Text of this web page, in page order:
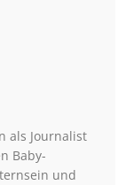
als Journalist
Baby-
und